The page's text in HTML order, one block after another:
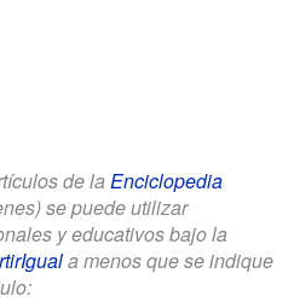
de la Enciclopedia
se puede utilizar
y educativos bajo la
a menos que se indique